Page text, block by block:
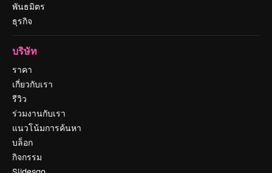
พันธมิตร
ธุรกิจ
บริษัท
ราคา
เกี่ยวกับเรา
รีวิว
ร่วมงานกับเรา
แนวโน้มการค้นหา
บล็อก
กิจกรรม